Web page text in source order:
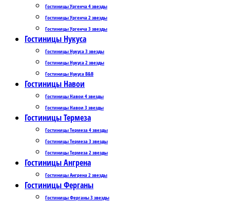
Гостиницы Ургенча 4 звезды
Гостиницы Ургенча 2 звезды
Гостиницы Ургенча 3 звезды
Гостиницы Нукуса
Гостиницы Нукуса 3 звезды
Гостиницы Нукуса 2 звезды
Гостиницы Нукуса B&B
Гостиницы Навои
Гостиницы Навои 4 звезды
Гостиницы Навои 3 звезды
Гостиницы Термеза
Гостиницы Термеза 4 звезды
Гостиницы Термеза 3 звезды
Гостиницы Термеза 2 звезды
Гостиницы Ангрена
Гостиницы Ангрена 2 звезды
Гостиницы Ферганы
Гостиницы Ферганы 3 звезды